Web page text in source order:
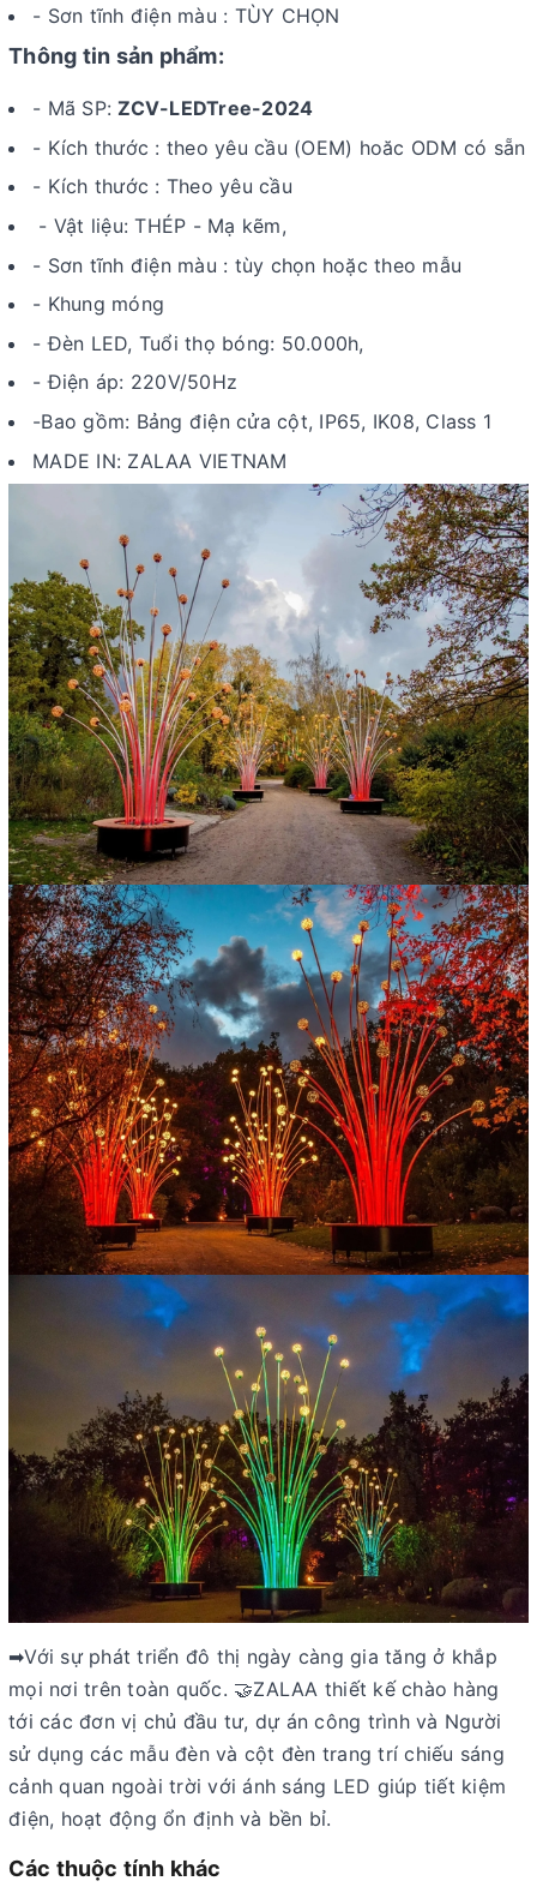
- Sơn tĩnh điện màu : TÙY CHỌN
Thông tin sản phẩm:
- Mã SP:ZCV-LEDTree-2024
- Kích thước : theo yêu cầu (OEM) hoăc ODM có sẵn
- Kích thước : Theo yêu cầu
- Vật liệu: THÉP - Mạ kẽm,
- Sơn tĩnh điện màu : tùy chọn hoặc theo mẫu
- Khung móng
- Đèn LED, Tuổi thọ bóng: 50.000h,
-Điện áp: 220V/50Hz
-Bao gồm: Bảng điện cửa cột, IP65, IK08, Class 1
MADE IN: ZALAA VIETNAM
➡Với sự phát triển đô thị ngày càng gia tăng ở khắp
mọi nơi trên toàn quốc. 🤝ZALAA thiết kế chào hàng
tới các đơn vị chủ đầu tư, dự án công trình và Người
sử dụng các mẫu đèn và cột đèn trang trí chiếu sáng
cảnh quan ngoài trời với ánh sáng LED giúp tiết kiệm
điện, hoạt động ổn định và bền bỉ.
Các thuộc tính khác